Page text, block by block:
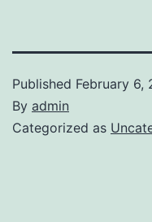
Published February 6,
By admin
Categorized as